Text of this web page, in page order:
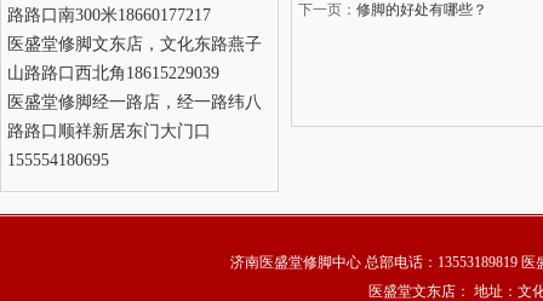
路路口南300米18660177217
医盛堂修脚文东店，文化东路燕子
山路路口西北角18615229039
医盛堂修脚经一路店，经一路纬八
路路口顺祥新居东门大门口
155554180695
下一页： 修脚的好处有哪些？
济南医盛堂修脚中心 总部电话：13553189819
医盛堂文东店： 地址：文